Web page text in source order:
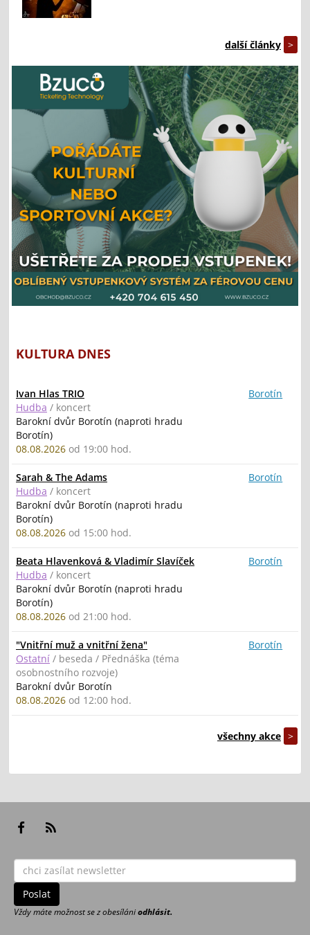
další články >
KULTURA DNES
Ivan Hlas TRIO
Hudba / koncert
Barokní dvůr Borotín (naproti hradu
Borotín)
08.08.2026 od 19:00 hod.
Borotín
Sarah & The Adams
Hudba / koncert
Barokní dvůr Borotín (naproti hradu
Borotín)
08.08.2026 od 15:00 hod.
Borotín
Beata Hlavenková & Vladimír Slavíček
Hudba / koncert
Barokní dvůr Borotín (naproti hradu
Borotín)
08.08.2026 od 21:00 hod.
Borotín
"Vnitřní muž a vnitřní žena"
Ostatní / beseda / Přednáška (téma
osobnostního rozvoje)
Barokní dvůr Borotín
08.08.2026 od 12:00 hod.
Borotín
všechny akce >
Vždy máte možnost se z obesílániodhlásit.